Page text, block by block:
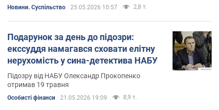
Новини. Суспільство 25.05.2026 10:57 2,8 т.
Подарунок за день до підозри:
екссуддя намагався сховати елітну
нерухомість у сина-детектива НАБУ
Підозру від НАБУ Олександр Прокопенко
отримав 19 травня
Особисті фінанси 21.05.2026 19:09 8,9 т.